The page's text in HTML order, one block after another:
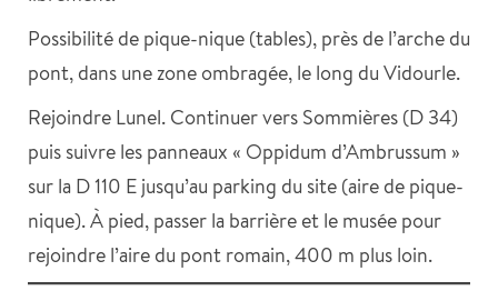
Possibilité de pique-nique (tables), près de l’arche du
pont, dans une zone ombragée, le long du Vidourle.
Rejoindre Lunel. Continuer vers Sommières (D 34)
puis suivre les panneaux « Oppidum d’Ambrussum »
sur la D 110 E jusqu’au parking du site (aire de pique-
nique). À pied, passer la barrière et le musée pour
rejoindre l’aire du pont romain, 400 m plus loin.